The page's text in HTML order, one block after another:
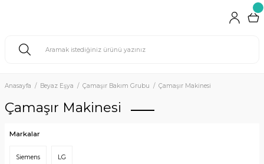
Anasayfa Beyaz Eşya Çamaşır Bakım Grubu Çamaşır Makinesi
Çamaşır Makinesi
Markalar
Siemens LG